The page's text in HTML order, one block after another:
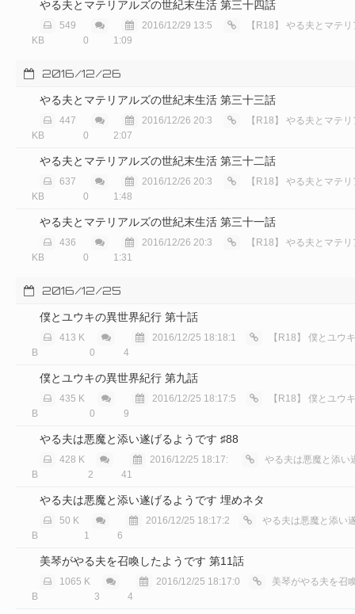
やる夫とマテリアルズの世紀末生活 第三十四話
549
KB
0
2016/12/29 13:5
1:09
【R18】 やる夫とマテリアルズ
2016/12/26
やる夫とマテリアルズの世紀末生活 第三十三話
447
KB
0
2016/12/26 20:3
2:07
【R18】 やる夫とマテリアルズ
やる夫とマテリアルズの世紀末生活 第三十二話
637
KB
0
2016/12/26 20:3
1:48
【R18】 やる夫とマテリアルズ
やる夫とマテリアルズの世紀末生活 第三十一話
436
KB
0
2016/12/26 20:3
1:31
【R18】 やる夫とマテリアルズ
2016/12/25
僕とユウキの異世界紀行 第十話
413 K
B
0
2016/12/25 18:18:1
4
【R18】僕とユウキ
僕とユウキの異世界紀行 第九話
435 K
B
0
2016/12/25 18:17:5
9
【R18】僕とユウキ
やる夫は悪魔と添い遂げるようです ♯88
428 K
B
2
2016/12/25 18:17:
41
やる夫は悪魔と添い遂
やる夫は悪魔と添い遂げるようです 埋めネタ
50 K
B
1
2016/12/25 18:17:2
6
やる夫は悪魔と添い遂
美琴がやる夫を召喚したようです 第11話
1065 K
B
3
2016/12/25 18:17:0
4
美琴がやる夫を召喚